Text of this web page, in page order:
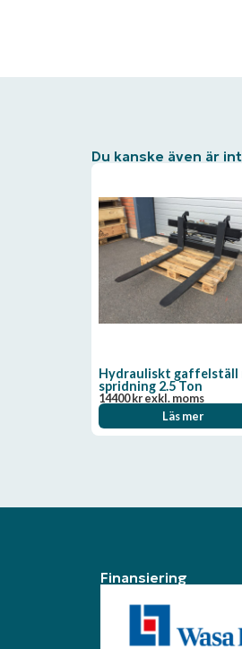
Du kanske även är
Hydrauliskt gaffelställ
spridning 2.5 Ton
14400krexkl. moms
Läs mer
Finansiering